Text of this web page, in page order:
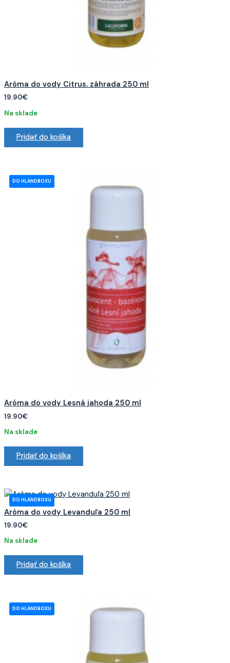
Aróma do vody Citrus. záhrada 250 ml
19.90€
Na sklade
Pridať do košíka
Aróma do vody Lesná jahoda 250 ml
19.90€
Na sklade
Pridať do košíka
Aróma do vody Levanduľa 250 ml
19.90€
Na sklade
Pridať do košíka